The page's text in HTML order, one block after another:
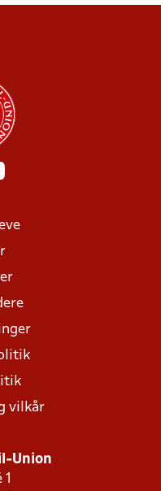
vilkår
Union